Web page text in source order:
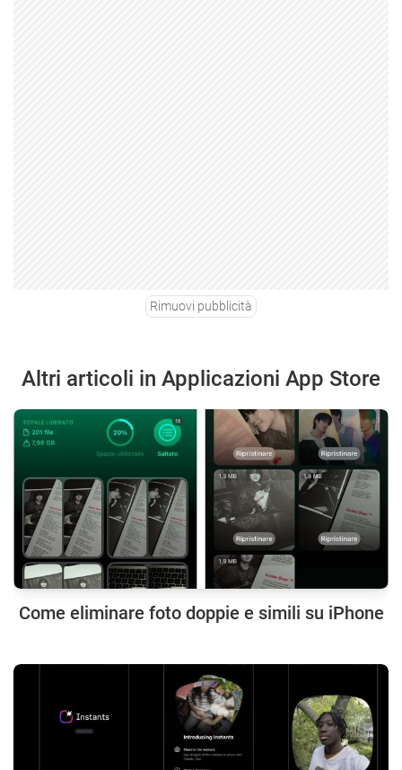
Rimuovi pubblicità
Altri articoli in Applicazioni App Store
Come eliminare foto doppie e simili su iPhone